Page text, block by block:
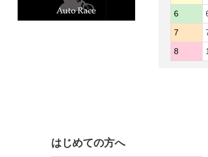
6
7
8
はじめての方へ